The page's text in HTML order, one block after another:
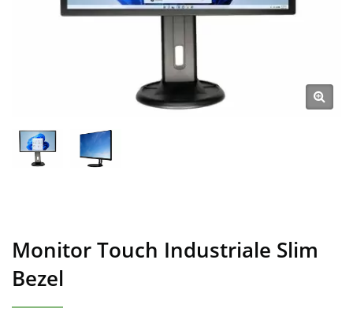
Monitor Touch Industriale Slim
Bezel